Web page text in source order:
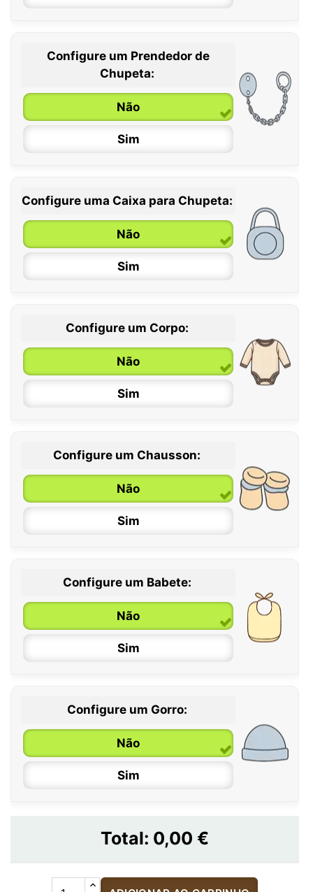
0 / 6 meses
6 / 36 meses
Configure um Prendedor de
Chupeta:
Não
Sim
Configure uma Caixa para Chupeta:
Não
Sim
Configure um Corpo:
Não
Sim
0 / 6 meses
6 / 12 meses
12 / 18 meses
Configure um Chausson:
Não
Sim
Configure um Babete:
Não
Sim
Configure um Gorro:
Não
Sim
Total: 0,00 €